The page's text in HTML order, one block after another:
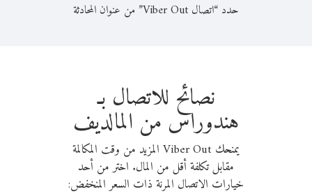
حدد “اتصال Viber Out” من عنوان المحادثة
نصائح للاتصال بـ
هندوراس من المالديف
يمنحك Viber Out المزيد من وقت المكالمة
مقابل تكلفة أقل من المال. اختر من أحد
خيارات الاتصال المرنة ذات السعر المنخفض: